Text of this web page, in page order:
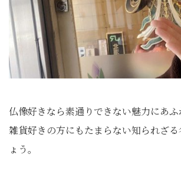
仏像好きなら素通りできない魅力にあ
雑貨好きの方にもたまらない知られざ
ょう。